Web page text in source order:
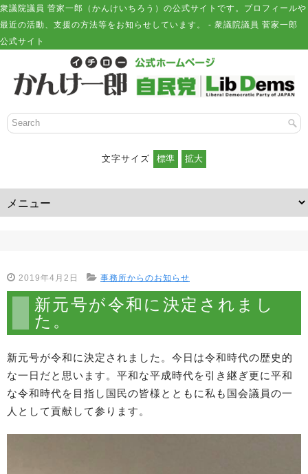
衆議院議員 菅家一郎（かんけいちろう）の公式サイトです。プロフィールや
最近の活動、支援の方法等をお知らせしています。 - 衆議院議員 菅家一郎
公式サイト
文字サイズ
2019年4月2日 事務所からのお知らせ
新元号が令和に決定されまし
た。
新元号が令和に決定されました。今日は令和時代の歴史的
な一日だと思います。平和な平成時代を引き継ぎ更に平和
な令和時代を目指し国民の皆様とともに私も国会議員の一
人として貢献して参ります。